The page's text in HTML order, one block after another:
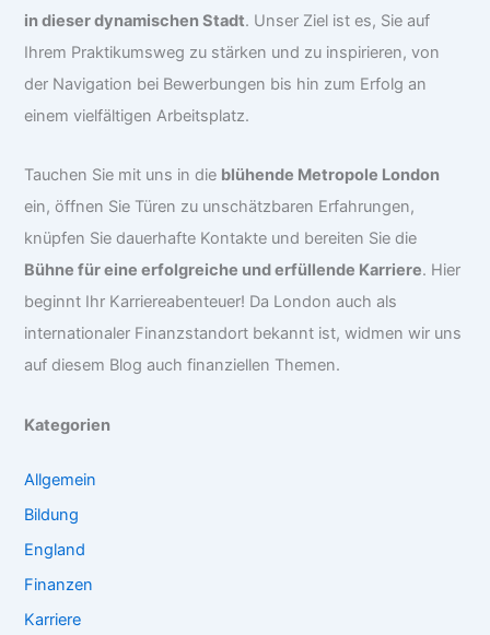
in dieser dynamischen Stadt. Unser Ziel ist es, Sie auf
Ihrem Praktikumsweg zu stärken und zu inspirieren, von
der Navigation bei Bewerbungen bis hin zum Erfolg an
einem vielfältigen Arbeitsplatz.
Tauchen Sie mit uns in die blühende Metropole London
ein, öffnen Sie Türen zu unschätzbaren Erfahrungen,
knüpfen Sie dauerhafte Kontakte und bereiten Sie die
Bühne für eine erfolgreiche und erfüllende Karriere. Hier
beginnt Ihr Karriereabenteuer! Da London auch als
internationaler Finanzstandort bekannt ist, widmen wir uns
auf diesem Blog auch finanziellen Themen.
Kategorien
Allgemein
Bildung
England
Finanzen
Karriere